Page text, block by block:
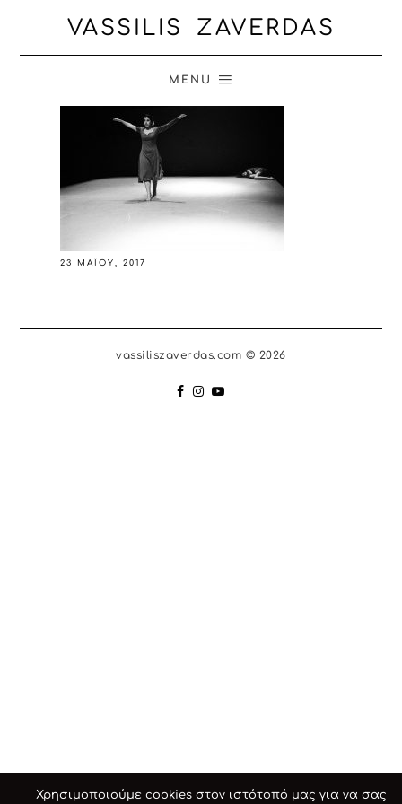
VASSILIS ZAVERDAS
MENU
23 ΜΑΪ́ΟΥ, 2017
vassiliszaverdas.com © 2026
Χρησιμοποιούμε cookies στον ιστότοπό μας για να σας